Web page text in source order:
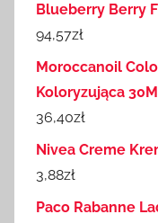
Blueberry Berry
94,57zł
Moroccanoil
Koloryzująca
36,40zł
Nivea Creme
3,88zł
Paco Rabanne